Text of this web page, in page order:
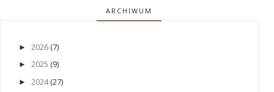
ARCHIWUM
► 2026 (7)
► 2025 (9)
► 2024(27)